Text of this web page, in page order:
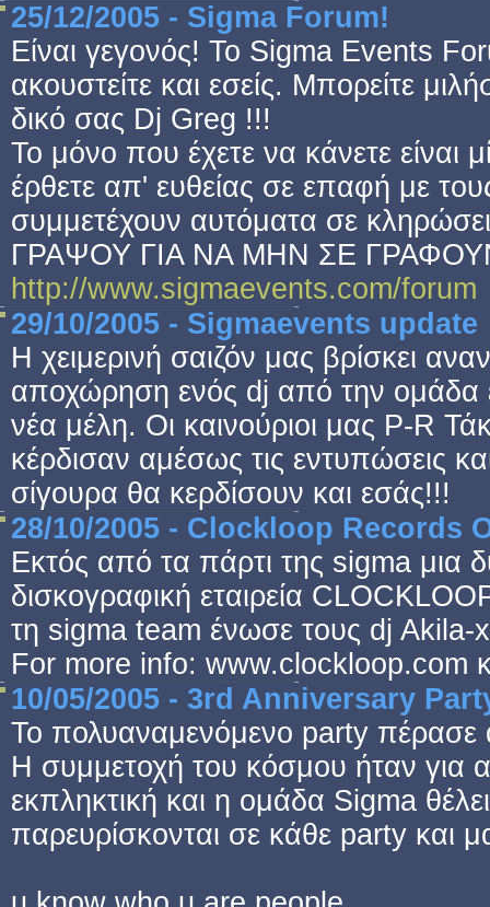
25/12/2005 - Sigma Forum!
Είναι γεγονός! Το Sigma Events
ακουστείτε και εσείς. Μπορείτε
δικό σας Dj Greg !!!
Το μόνο που έχετε να κάνετε
έρθετε απ' ευθείας σε επαφή με
συμμετέχουν αυτόματα σε
ΓΡΑΨΟΥ ΓΙΑ ΝΑ ΜΗΝ ΣΕ
http://www.sigmaevents.com/forum
29/10/2005 - Sigmaevents update
Η χειμερινή σαιζόν μας βρίσκει
αποχώρηση ενός dj από την ομάδα
νέα μέλη. Οι καινούριοι μας P-R
κέρδισαν αμέσως τις εντυπώσεις
σίγουρα θα κερδίσουν και εσάς!!!
28/10/2005 - Clockloop Records
Εκτός από τα πάρτι της sigma μια
δισκογραφική εταιρεία
τη sigma team ένωσε τους dj Akila-
For more info: www.clockloop.com
10/05/2005 - 3rd Anniversary
Το πολυαναμενόμενο party πέρασε
Η συμμετοχή του κόσμου ήταν
εκπληκτική και η ομάδα Sigma
παρευρίσκονται σε κάθε party και